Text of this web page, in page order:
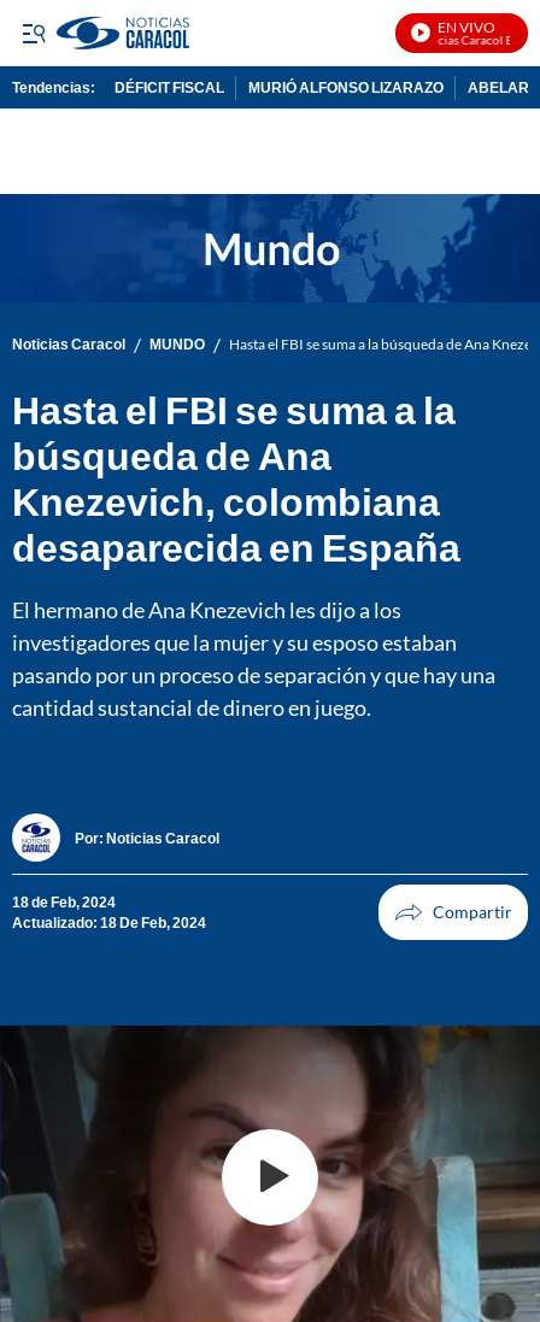
EN VIVO
Noticias Caracol En Vivo
Tendencias: DÉFICIT FISCAL MURIÓ ALFONSO LIZARAZO
Noticias Caracol / MUNDO / Hasta el FBI se suma a la búsqueda de Ana
Hasta el FBI se suma a la
búsqueda de Ana
Knezevich, colombiana
desaparecida en España
El hermano de Ana Knezevich les dijo a los
investigadores que la mujer y su esposo estaban
pasando por un proceso de separación y que hay una
cantidad sustancial de dinero en juego.
Por: Noticias Caracol
18 de Feb, 2024
Actualizado: 18 De Feb, 2024